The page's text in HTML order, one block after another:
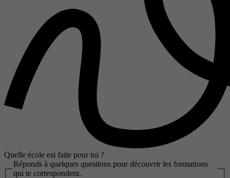
Quelle école est faite pour toi ?
Réponds à quelques questions pour découvrir les formations
qui te correspondent.